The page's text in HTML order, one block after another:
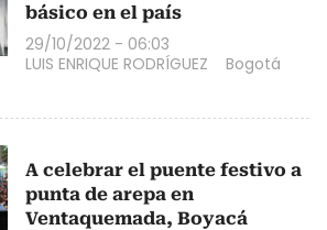
básico en el país
29/10/2022 - 06:03
LUIS ENRIQUE RODRÍGUEZ
Bogotá
A celebrar el puente festivo a
punta de arepa en
Ventaquemada, Boyacá